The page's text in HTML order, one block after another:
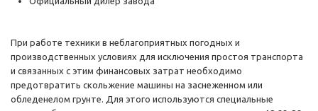
При работе техники в неблагоприятных погодных и
производственных условиях для исключения простоя транспорта
и связанных с этим финансовых затрат необходимо
предотвратить скольжение машины на заснеженном или
обледенелом грунте. Для этого используются специальные